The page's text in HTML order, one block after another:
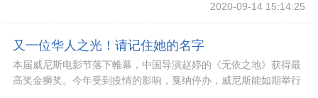
2020-09-14 15:14:25
又一位华人之光！请记住她的名字
本届威尼斯电影节落下帷幕，中国导演赵婷的《无依之地》获得最
高奖金狮奖。今年受到疫情的影响，戛纳停办，威尼斯能如期举行